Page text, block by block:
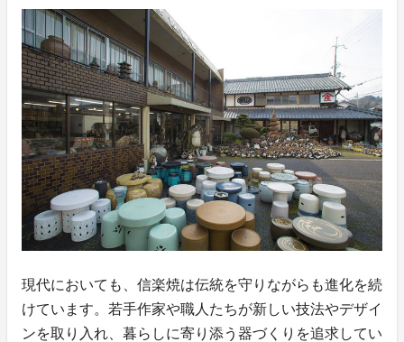
現代においても、信楽焼は伝統を守りながらも進化を続
けています。若手作家や職人たちが新しい技法やデザイ
ンを取り入れ、暮らしに寄り添う器づくりを追求してい